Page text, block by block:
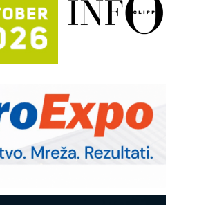
Ready) omotnice
efikasnost bez složenih
oznaka kao dugoročna korist
- više od 40 godina
u industriji
TITAN ADVANCED INDICATOR
signalizacija za efikasnije
mašinama
merenja